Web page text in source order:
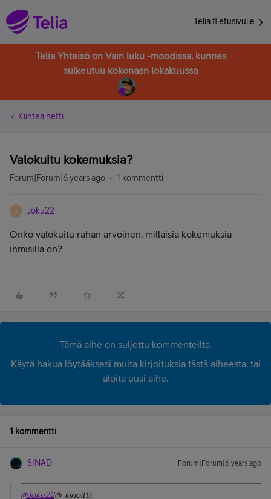
Telia.fi etusivulle
Telia Yhteisö on Vain luku -moodissa, kunnes
sulkeutuu kokonaan lokakuussa
Kiinteä netti
Valokuitu kokemuksia?
Forum|Forum|6 years ago 1 kommentti
J Joku22
Onko valokuitu rahan arvoinen, millaisia kokemuksia
ihmisillä on?
Tämä aihe on suljettu kommenteilta.
Käytä hakua löytääksesi muita kirjoituksia tästä aiheesta, tai
aloita uusi aihe.
1 kommentti
SINAD Forum|Forum|6 years ago
@Joku22@ kirjoitti: